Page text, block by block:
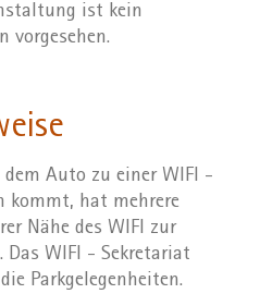
ist kein
vorgesehen.
Auto zu einer WIFI -
kommt, hat mehrere
Nähe des WIFI zur
Das WIFI - Sekretariat
Parkgelegenheiten.